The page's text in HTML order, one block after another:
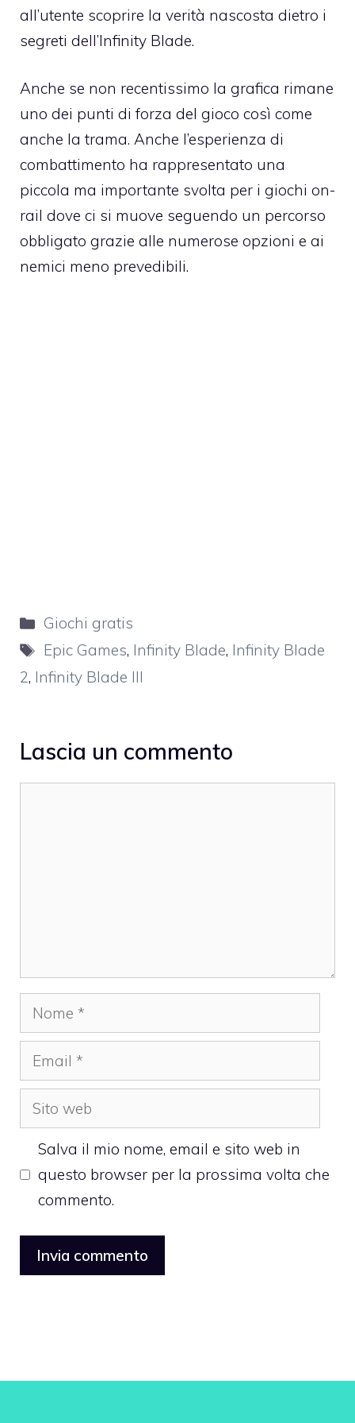
all’utente scoprire la verità nascosta dietro i
segreti dell’Infinity Blade.
Anche se non recentissimo la grafica rimane
uno dei punti di forza del gioco così come
anche la trama. Anche l’esperienza di
combattimento ha rappresentato una
piccola ma importante svolta per i giochi on-
rail dove ci si muove seguendo un percorso
obbligato grazie alle numerose opzioni e ai
nemici meno prevedibili.
Categorie
Giochi gratis
Tag
Epic Games, Infinity Blade, Infinity Blade
2, Infinity Blade III
Lascia un commento
Nome
Email
Sito
web
Salva il mio nome, email e sito web in
questo browser per la prossima volta che
commento.